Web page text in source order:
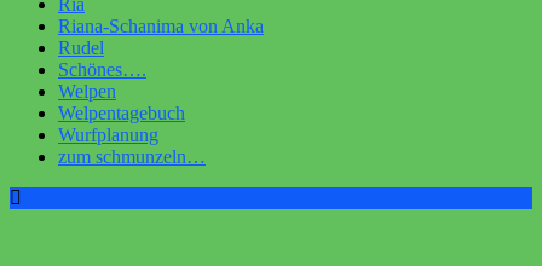
Riana-Schanima von Anka
Rudel
Schönes….
Welpen
Welpentagebuch
Wurfplanung
zum schmunzeln…